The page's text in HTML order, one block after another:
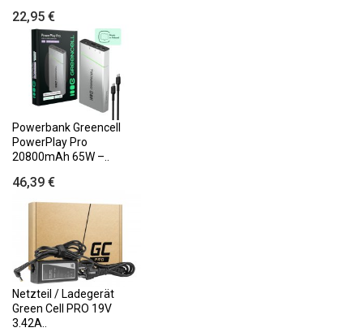
22,95 €
Powerbank Greencell
PowerPlay Pro
20800mAh 65W –..
46,39 €
Netzteil / Ladegerät
Green Cell PRO 19V
3.42A..